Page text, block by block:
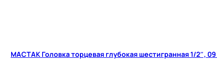
МАСТАК Головка торцевая глубокая шестигранная 1/2″,